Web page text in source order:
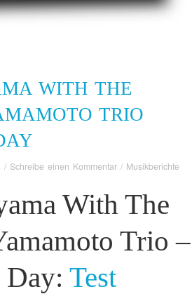
WITH THE
TRIO
/ Schreibe einen Kommentar / Musikberichte
With The
Trio –
Test